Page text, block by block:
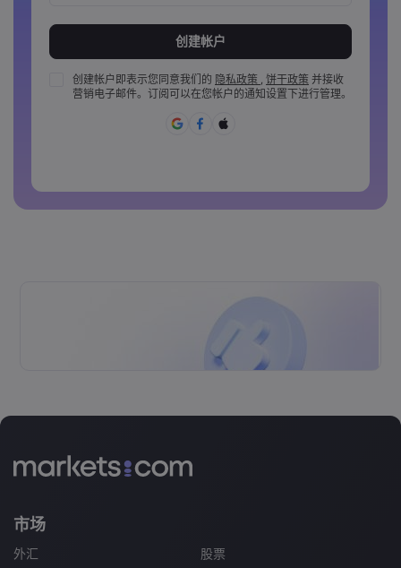
密码必须至少包含 1 个大写字母
密码必须至少包含 1 个小写字母
密码必须包含 ~!@#£%^&amp;*()_-+=:;&lt;&gt;{,[]?,.
创建帐户即表示您同意我们的 隐私政策 , 饼干政策 并接收
营销电子邮件。订阅可以在您帐户的通知设置下进行管理。
市场
外汇
股票